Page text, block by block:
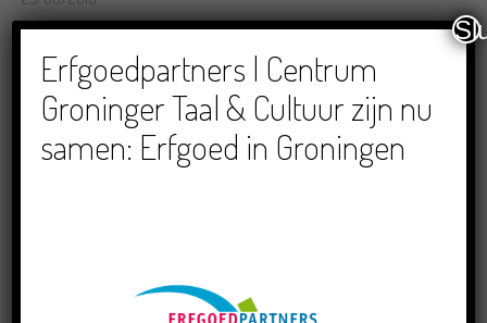
RECENTE BERICHTEN
Doe mee aan de Pervinzioale Schriefwedstried
Erfgoedpartners | Centrum
Groninger Taal & Cultuur zijn nu
samen: Erfgoed in Groningen